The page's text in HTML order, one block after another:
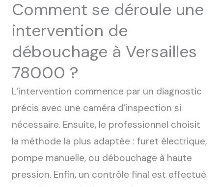
Comment se déroule une
intervention de
débouchage à Versailles
78000 ?
L’intervention commence par un diagnostic
précis avec une caméra d’inspection si
nécessaire. Ensuite, le professionnel choisit
la méthode la plus adaptée : furet électrique,
pompe manuelle, ou débouchage à haute
pression. Enfin, un contrôle final est effectué